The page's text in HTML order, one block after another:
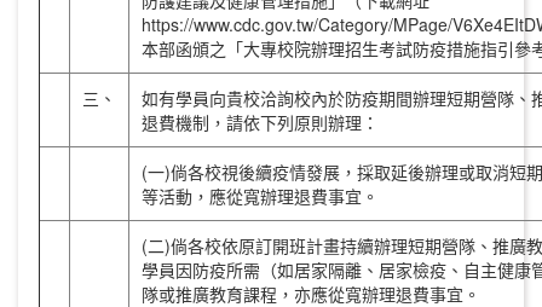
https://www.cdc.gov.tw/Category/MPage/
本部函頒之「大專校院辦理招生考試防疫措施指引參
三、
如有學員向貴校洽詢校內於防疫期間辦理短期營隊、
退費機制，請依下列原則辦理：
(一)倘各校視後續疫情發展，採取延後辦理或取消短
等活動，應從寬辦理退費事宜。
(二)倘各校依原訂開班計畫持續辦理短期營隊、推廣
學員因防疫所需（如居家隔離、居家檢疫、自主健康
隊或推廣教育課程，亦應從寬辦理退費事宜。